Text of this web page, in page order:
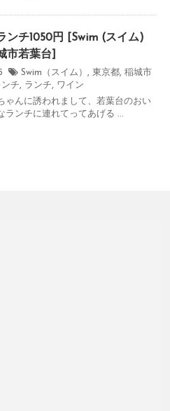
ンチ1050円 [Swim (スイム)
市若葉台]
Swim（スイム） , 東京都, 稲城市
チ, ランチ, ワイン
ゃんに誘われまして、若葉台のおい
ランチに連れてってあげる ...